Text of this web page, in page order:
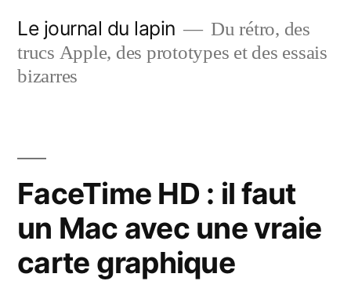
contenu
Le journal du lapin
Du rétro, des
trucs Apple, des prototypes et des essais
bizarres
FaceTime HD : il faut
un Mac avec une vraie
carte graphique